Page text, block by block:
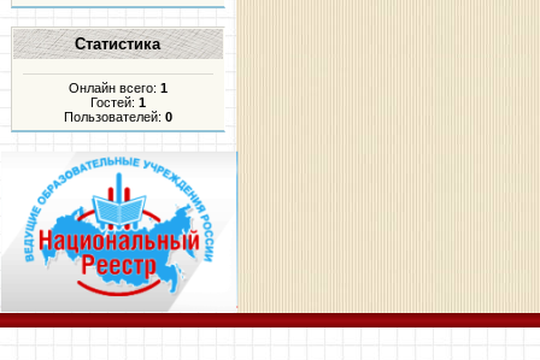
Статистика
Онлайн всего: 1
Гостей: 1
Пользователей: 0